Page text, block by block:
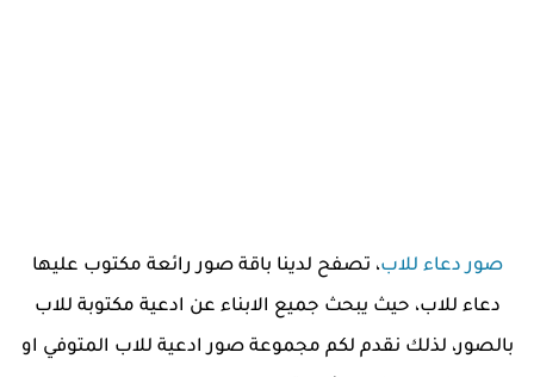
صور دعاء للاب، تصفح لدينا باقة صور رائعة مكتوب عليها
دعاء للاب، حيث يبحث جميع الابناء عن ادعية مكتوبة للاب
بالصور، لذلك نقدم لكم مجموعة صور ادعية للاب المتوفي او